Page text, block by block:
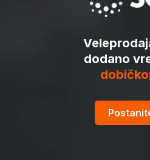
dodano